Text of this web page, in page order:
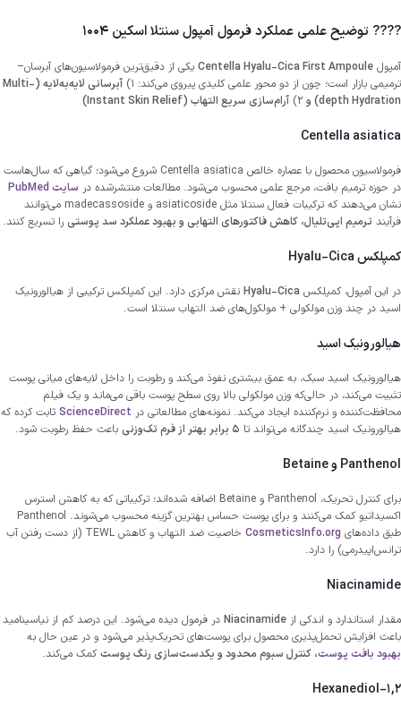
???? توضیح علمی عملکرد فرمول آمپول سنتلا اسکین ۱۰۰۴
آمپول Centella Hyalu-Cica First Ampoule یکی از دقیق‌ترین فرمولاسیون‌های آبرسان–
ترمیمی بازار است؛ چون از دو محور علمی کلیدی پیروی می‌کند: ۱)
آبرسانی لایه‌به‌لایه (Multi-
depth Hydration) و
۲) آرام‌سازی سریع التهاب (Instant Skin Relief)
Centella asiatica
فرمولاسیون محصول با عصاره خالص Centella asiatica شروع می‌شود؛ گیاهی که سال‌هاست
در حوزه ترمیم بافت، مرجع علمی محسوب می‌شود. مطالعات منتشرشده در سايت PubMed
نشان می‌دهند که ترکیبات فعال سنتلا مثل asiaticoside و madecassoside می‌توانند
فرآیند ترمیم اپی‌تلیال، کاهش فاکتورهای التهابی و بهبود عملکرد سد پوستی را تسریع کنند.
کمپلکسHyalu-Cica
در این آمپول، کمپلکس Hyalu-Cica نقش مرکزی دارد. این کمپلکس ترکیبی از هیالورونیک
اسید در چند وزن مولکولی + مولکول‌های ضد التهاب سنتلا است.
هیالورونیک اسید
هیالورونیک اسید سبک، به عمق بیشتری نفوذ می‌کند و رطوبت را داخل لایه‌های میانی پوست
تثبیت می‌کند، در حالی‌که وزن مولکولی بالا روی سطح پوست باقی می‌ماند و یک فیلم
محافظت‌کننده و نرم‌کننده ایجاد می‌کند. نمونه‌های مطالعاتی در ScienceDirect ثابت کرده که
هیالورونیک اسید چندگانه می‌تواند تا ۵ برابر بهتر از فرم تک‌وزنی باعث حفظ رطوبت شود.
Panthenol و Betaine
برای کنترل تحریک، Panthenol و Betaine
اضافه شده‌اند؛ ترکیباتی که به کاهش استرس
اکسیداتیو کمک می‌کنند و برای پوست حساس بهترین گزینه محسوب می‌شوند. Panthenol
طبق داده‌های CosmeticsInfo.org
خاصیت ضد التهاب و کاهش TEWL (از دست رفتن آب
ترانس‌اپیدرمی) را دارد.
Niacinamide
مقدار استاندارد و اندکی از Niacinamide در فرمول دیده می‌شود. این درصد کم از نیاسینامید
باعث افزایش تحمل‌پذیری محصول برای پوست‌های تحریک‌پذیر می‌شود و در عین حال به
بهبود بافت پوست، کنترل سبوم محدود و یکدست‌سازی رنگ پوستکمک می‌کند.
1,2-Hexanediol